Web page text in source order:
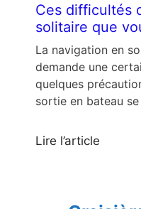
Ces difficultés
solitaire que
La navigation en
demande une
quelques
sortie en bateau
Lire l’article